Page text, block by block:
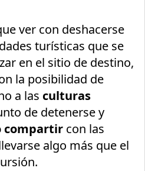
ver con deshacerse
turísticas que se
en el sitio de destino,
la posibilidad de
a las culturas
de detenerse y
compartir con las
algo más que el